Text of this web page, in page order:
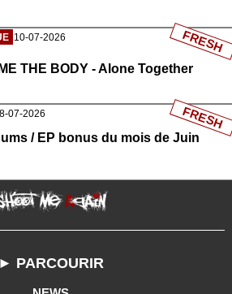
10-07-2026
THE BODY - Alone Together
FRESH
07-2026
/ EP bonus du mois de Juin
FRESH
► PARCOURIR